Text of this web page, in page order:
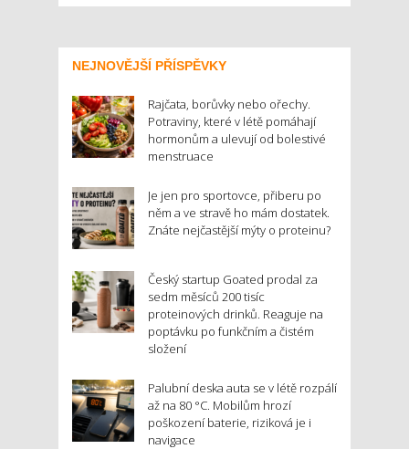
NEJNOVĚJŠÍ PŘÍSPĚVKY
Rajčata, borůvky nebo ořechy.
Potraviny, které v létě pomáhají
hormonům a ulevují od bolestivé
menstruace
Je jen pro sportovce, přiberu po
něm a ve stravě ho mám dostatek.
Znáte nejčastější mýty o proteinu?
Český startup Goated prodal za
sedm měsíců 200 tisíc
proteinových drinků. Reaguje na
poptávku po funkčním a čistém
složení
Palubní deska auta se v létě rozpálí
až na 80 °C. Mobilům hrozí
poškození baterie, riziková je i
navigace